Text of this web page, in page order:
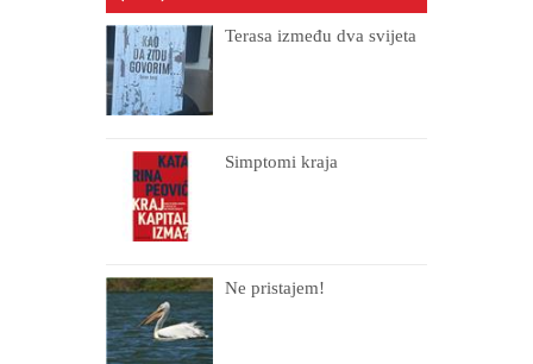
Terasa između dva svijeta
Simptomi kraja
Ne pristajem!